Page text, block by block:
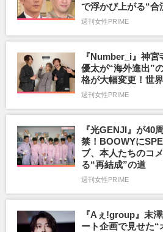
で浮かび上がる“合
週刊女性PRIME
『Number_i』神
優太が“海外進出”
格が大幅変更！世
週刊女性PRIME
『光GENJI』が40
禁！BOOWYに
ブ、本人たちのコ
る“再結成”の道
週刊女性PRIME
『Aぇ!group』末
ート企画で見せた